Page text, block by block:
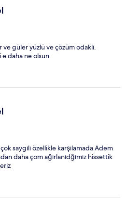
ve güler yüzlü ve çözüm odaklı.
daha ne olsun
saygılı özellikle karşılamada Adem
daha çom ağırlanıdğımız hissettik